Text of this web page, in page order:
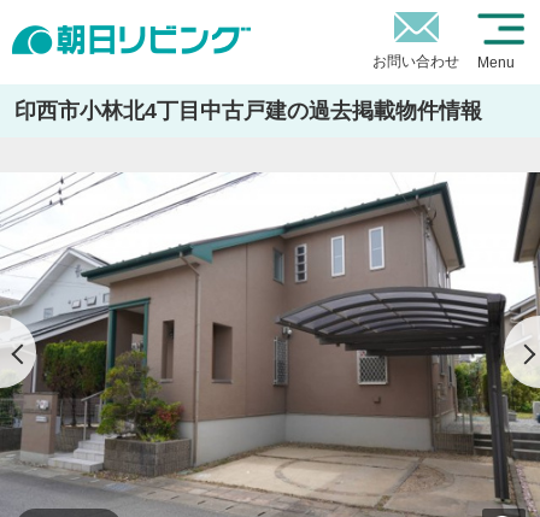
お問い合わせ Menu
印西市小林北4丁目中古戸建の過去掲載物件情報